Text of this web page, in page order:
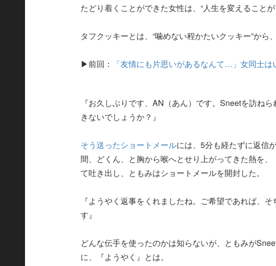
たどり着くことができた女性は、“人生を変えることが
タフクッキーとは、“噛めない程かたいクッキー”から
▶前回： 「友情にも片思いがあるなんて…」女同士
『お久しぶりです、AN（あん）です。Sneetを訪ね
きないでしょうか？』
そう送ったショートメールには、5分も経たずに返信
間、どくん、と胸から喉へとせり上がってきた熱を
て吐き出し、ともみはショートメールを開封した。
『ようやく返事をくれましたね。ご希望であれば、
す』
どんな伝手を使ったのかは知らないが、ともみが
に、『ようやく』とは。